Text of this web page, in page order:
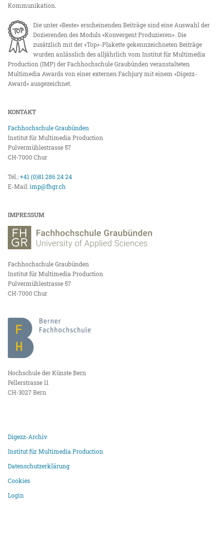
Kommunikation.
Die unter «Beste» erscheinenden Beiträge sind eine Auswahl der
Dozierenden des Moduls «Konvergent Produzieren». Die
zusätzlich mit der «Top»-Plakette gekennzeichneten Beiträge
wurden anlässlich des alljährlich vom Institut für Multimedia
Production (IMP) der Fachhochschule Graubünden veranstalteten
Multimedia Awards von einer externen Fachjury mit einem «Digezz-
Award» ausgezeichnet.
KONTAKT
Fachhochschule Graubünden
Institut für Multimedia Production
Pulvermühlestrasse 57
CH-7000 Chur
Tel.:+41 (0)81 286 24 24
E-Mail:imp@fhgr.ch
IMPRESSUM
Fachhochschule Graubünden
Institut für Multimedia Production
Pulvermühlestrasse 57
CH-7000 Chur
Hochschule der Künste Bern
Fellerstrasse 11
CH-3027 Bern
Digezz-Archiv
Institut für Multimedia Production
Datenschutzerklärung
Cookies
Login